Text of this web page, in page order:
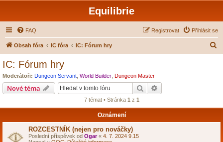
Equilibrie
FAQ Přihlásit se
Registrovat
Obsah fóra IC fóra IC: Fórum hry
IC: Fórum hry
Moderátoři: Dungeon Servant World Builder Dungeon Master
Nové téma Hledat
7 témat • Stránka 1 z 1
Oznámení
ROZCESTNÍK (nejen pro nováčky)
Poslední příspěvek od Ogar« 4. 7. 2024 9.15